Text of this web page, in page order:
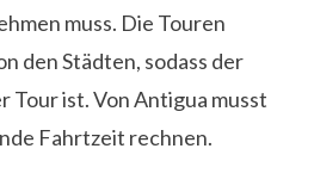
muss. Die Touren
den Städten, sodass der
Tour ist. Von Antigua musst
Fahrtzeit rechnen.